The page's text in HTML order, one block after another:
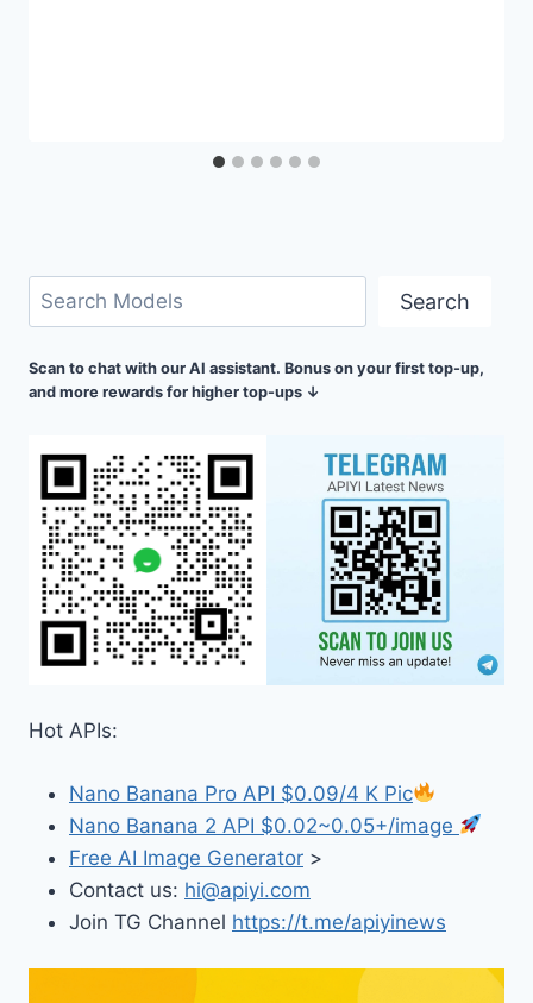
搜
索
Search
Scan to chat with our AI assistant. Bonus on your first top-up,
and more rewards for higher top-ups ↓
Hot APIs:
Nano Banana Pro API $0.09/4 K Pic
Nano Banana 2 API $0.02~0.05+/image
Free AI Image Generator >
Contact us: hi@apiyi.com
Join TG Channel https://t.me/apiyinews